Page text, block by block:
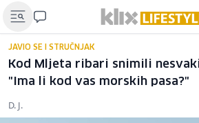
JAVIO SE I STRUČNJAK
Kod Mljeta ribari snimili
"Ima li kod vas morskih pasa?"
D. J.